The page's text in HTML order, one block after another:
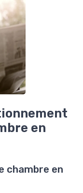
en
chambre en